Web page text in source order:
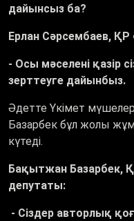
дайынсыз ба?
Ерлан Сәрсембаев, ҚР
- Осы мәселені қазір
зерттеуге дайынбыз.
Әдетте Үкімет
Базарбек бұл жолы
күтеді.
Бақытжан Базарбек,
депутаты:
- Сіздер авторлық